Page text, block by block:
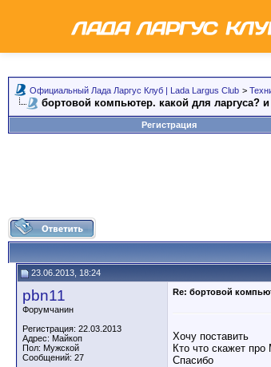
Официальный Лада Ларгус Клуб | Lada Largus Club >
бортовой компьютер. какой для ларгуса?
Регистрация
23.06.2013, 18:24
pbn11
Форумчанин
Регистрация: 22.03.2013
Адрес: Майкоп
Пол: Мужской
Сообщений: 27
Re: бортовой
Хочу поставить
Кто что скажет
Спасибо